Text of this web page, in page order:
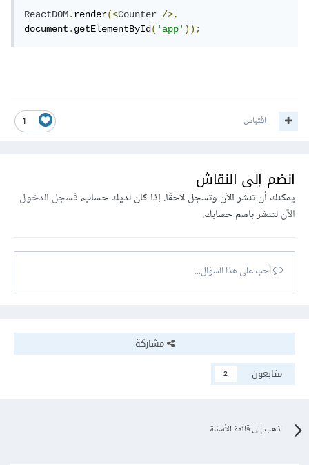
ReactDOM.render(<Counter
/>,
document.getElementById('app'));
1 اقتباس
انضم إلى النقاش
يمكنك أن تنشر الآن وتسجل لاحقًا. إذا كان لديك حساب،فسجل الدخول
الآنلتنشر باسم حسابك.
أجب على هذا السؤال...
مشاركة
متابعون
2
اذهب إلى قائمة الأسئلة